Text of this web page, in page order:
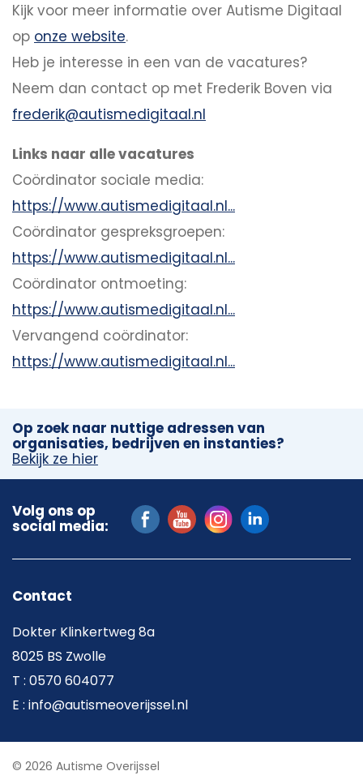
Kijk voor meer informatie over Autisme Digitaal
op onze website.
Heb je interesse in een van de vacatures?
Neem dan contact op met Frederik Boven via
frederik@autismedigitaal.nl
Links naar alle vacatures
Coördinator sociale media:
https://www.autismedigitaal.nl...
Coördinator gespreksgroepen:
https://www.autismedigitaal.nl...
Coördinator ontmoeting:
https://www.autismedigitaal.nl...
Vervangend coördinator:
https://www.autismedigitaal.nl...
Op zoek naar nuttige adressen van
organisaties, bedrijven en instanties?
Bekijk ze hier
Volg ons op
social media:
Contact
Dokter Klinkertweg 8a
8025 BS Zwolle
T : 0570 604077
E : info@autismeoverijssel.nl
© 2026 Autisme Overijssel